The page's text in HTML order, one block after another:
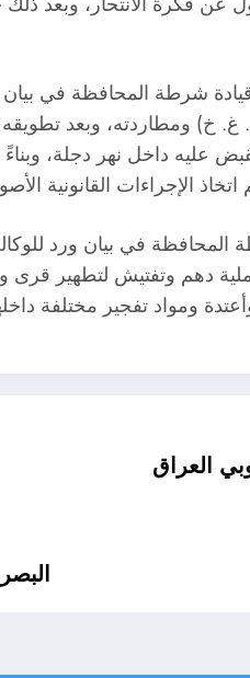
شرطة المحافظة في
خ) ومطاردته، وبعد
عليه داخل نهر دجلة،
المحافظة في بيان ورد
دهم وتفتيش لتطهير قرى
ومواد تفجير مختلفة
العراق